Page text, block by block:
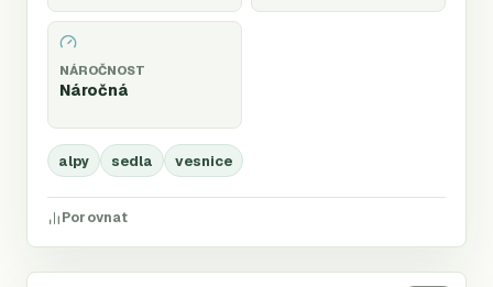
NÁROČNOST
Náročná
alpy sedla vesnice
Porovnat